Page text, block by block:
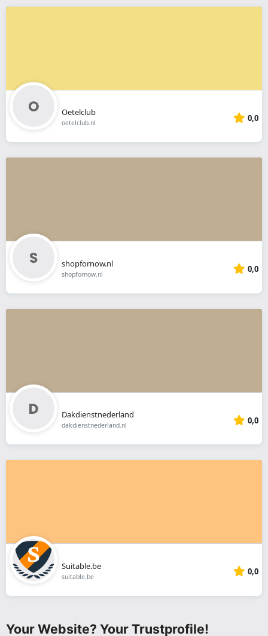
Oetelclub
oetelclub.nl 0,0
shopfornow.nl
shopfornow.nl 0,0
Dakdienstnederland
dakdienstnederland.nl 0,0
Suitable.be
suitable.be 0,0
Your Website? Your Trustprofile!